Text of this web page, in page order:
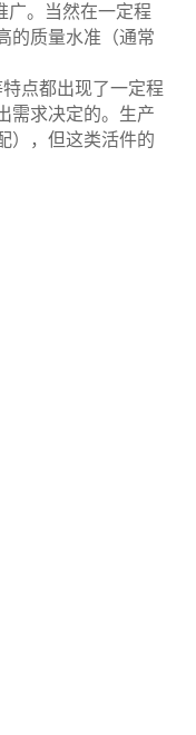
广。当然在一定程
的质量水准（通常
点都出现了一定程
需求决定的。生产
），但这类活件的